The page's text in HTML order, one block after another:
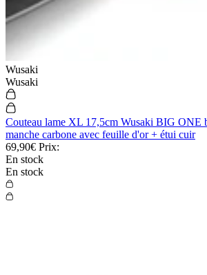
Wusaki
Wusaki
Couteau lame XL 17,5cm Wusaki BIG ONE
manche carbone avec feuille d'or + étui cuir
69,90€ Prix:
En stock
En stock